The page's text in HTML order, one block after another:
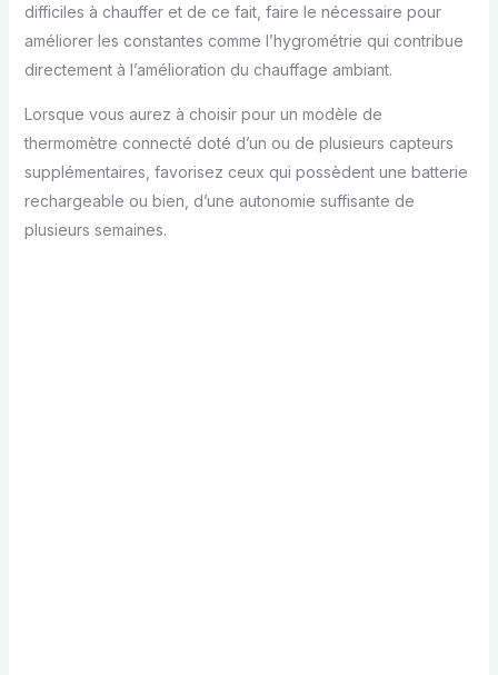
difficiles à chauffer et de ce fait, faire le nécessaire pour
améliorer les constantes comme l’hygrométrie qui contribue
directement à l’amélioration du chauffage ambiant.
Lorsque vous aurez à choisir pour un modèle de
thermomètre connecté doté d’un ou de plusieurs capteurs
supplémentaires, favorisez ceux qui possèdent une batterie
rechargeable ou bien, d’une autonomie suffisante de
plusieurs semaines.